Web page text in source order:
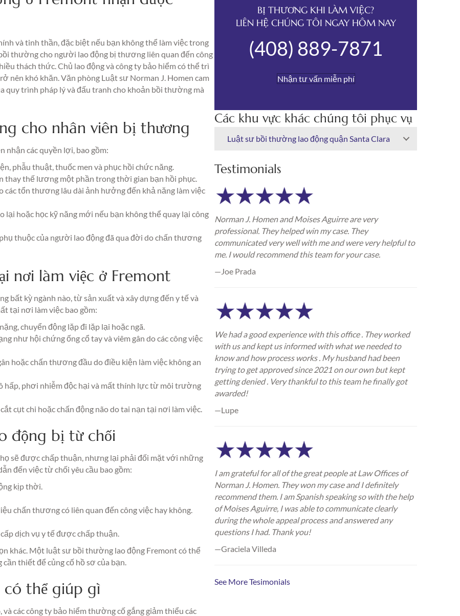
và tinh thần, đặc biệt nếu bạn không thể làm việc trong
thường cho người lao động bị thương liên quan đến công
thách thức. Chủ lao động và công ty bảo hiểm có thể trì
nên khó khăn. Văn phòng Luật sư Norman J. Homen cam
trình pháp lý và đấu tranh cho khoản bồi thường mà
cho nhân viên bị thương
nhận các quyền lợi, bao gồm:
phẫu thuật, thuốc men và phục hồi chức năng.
thay thế lương một phần trong thời gian bạn hồi phục.
các tổn thương lâu dài ảnh hưởng đến khả năng làm việc
lại hoặc học kỹ năng mới nếu bạn không thể quay lại công
thuộc của người lao động đã qua đời do chấn thương
nơi làm việc ở Fremont
bất kỳ ngành nào, từ sản xuất và xây dựng đến y tế và
tại nơi làm việc bao gồm:
chuyển động lặp đi lặp lại hoặc ngã.
như hội chứng ống cổ tay và viêm gân do các công việc
hoặc chấn thương đầu do điều kiện làm việc không an
hấp, phơi nhiễm độc hại và mất thính lực từ môi trường
cụt chi hoặc chấn động não do tai nạn tại nơi làm việc.
động bị từ chối
sẽ được chấp thuận, nhưng lại phải đối mặt với những
đến việc từ chối yêu cầu bao gồm:
kịp thời.
chấn thương có liên quan đến công việc hay không.
dịch vụ y tế được chấp thuận.
khác. Một luật sư bồi thường lao động Fremont có thể
thiết để củng cố hồ sơ của bạn.
có thể giúp gì
các công ty bảo hiểm thường cố gắng giảm thiểu các
BỊ THƯƠNG KHI LÀM VIỆC?
LIÊN HỆ CHÚNG TÔI NGAY HÔM NAY
(408) 889-7871
Nhận tư vấn miễn phí
Các khu vực khác chúng tôi phục vụ
Luật sư bồi thường lao động quận Santa Clara
Testimonials
Norman J. Homen and Moises Aguirre are very
professional. They helped win my case. They
communicated very well with me and were very helpful to
me. I would recommend this team for your case.
—Joe Prada
We had a good experience with this office . They worked
with us and kept us informed with what we needed to
know and how process works . My husband had been
trying to get approved since 2021 on our own but kept
getting denied . Very thankful to this team he finally got
awarded!
—Lupe
I am grateful for all of the great people at Law Offices of
Norman J. Homen. They won my case and I definitely
recommend them. I am Spanish speaking so with the help
of Moises Aguirre, I was able to communicate clearly
during the whole appeal process and answered any
questions I had. Thank you!
—Graciela Villeda
See More Tesimonials